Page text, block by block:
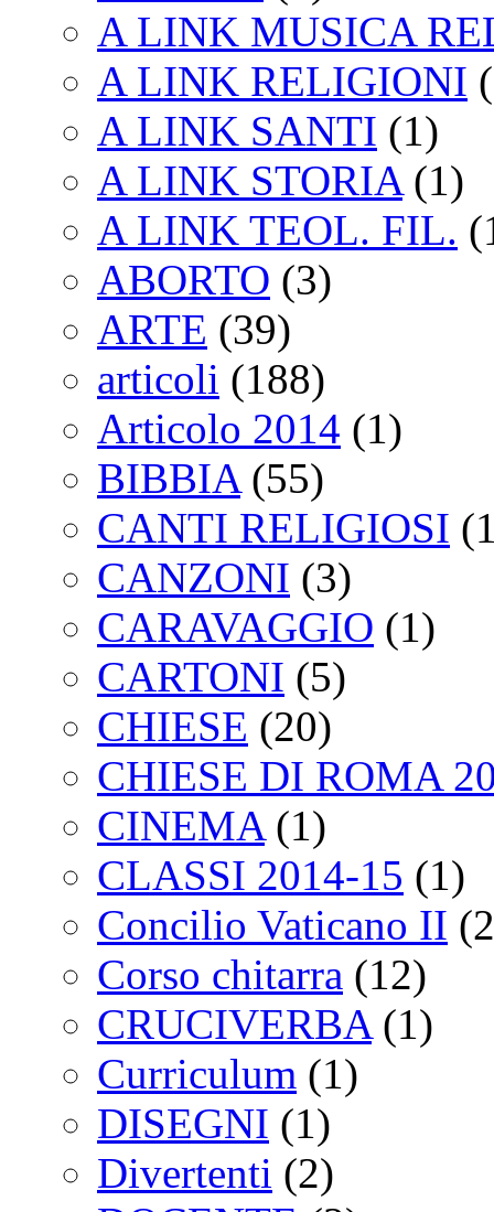
A LINK MUSICA
A LINK RELIGIONI
A LINK SANTI (1)
A LINK STORIA(1)
A LINK TEOL. FIL.
ABORTO (3)
ARTE (39)
articoli (188)
Articolo 2014 (1)
BIBBIA(55)
CANTI RELIGIOSI
CANZONI (3)
CARAVAGGIO (1)
CARTONI (5)
CHIESE (20)
CHIESE DI ROMA
CINEMA(1)
CLASSI 2014-15 (1)
Concilio Vaticano II
Corso chitarra (12)
CRUCIVERBA(1)
Curriculum (1)
DISEGNI (1)
Divertenti (2)